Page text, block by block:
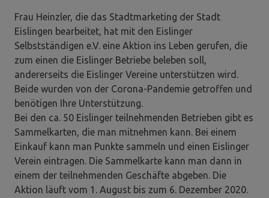
Frau Heinzler, die das Stadtmarketing der Stadt
Eislingen bearbeitet, hat mit den Eislinger
Selbstständigen e.V. eine Aktion ins Leben gerufen, die
zum einen die Eislinger Betriebe beleben soll,
andererseits die Eislinger Vereine unterstützen wird.
Beide wurden von der Corona-Pandemie getroffen und
benötigen Ihre Unterstützung.
Bei den ca. 50 Eislinger teilnehmenden Betrieben gibt es
Sammelkarten, die man mitnehmen kann. Bei einem
Einkauf kann man Punkte sammeln und einen Eislinger
Verein eintragen. Die Sammelkarte kann man dann in
einem der teilnehmenden Geschäfte abgeben. Die
Aktion läuft vom 1. August bis zum 6. Dezember 2020.